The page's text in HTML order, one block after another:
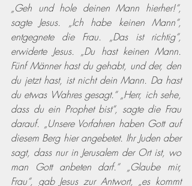
„Geh und hole deinen Mann hierher!“,
sagte Jesus. „Ich habe keinen Mann“,
entgegnete die Frau. „Das ist richtig“,
erwiderte Jesus. „Du hast keinen Mann.
Fünf Männer hast du gehabt, und der, den
du jetzt hast, ist nicht dein Mann. Da hast
du etwas Wahres gesagt.“ „Herr, ich sehe,
dass du ein Prophet bist“, sagte die Frau
darauf. „Unsere Vorfahren haben Gott auf
diesem Berg hier angebetet. Ihr Juden aber
sagt, dass nur in Jerusalem der Ort ist, wo
man Gott anbeten darf.“ „Glaube mir,
Frau“, gab Jesus zur Antwort, „es kommt